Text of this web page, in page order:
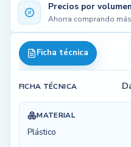
Precios por volumen
Ahorra comprando
Ficha técnica
FICHA TÉCNICA
MATERIAL
Plástico